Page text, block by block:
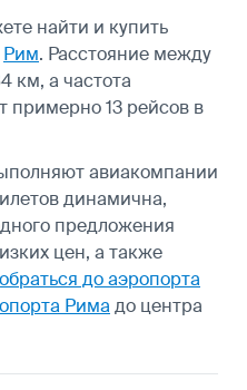
найти и купить
Рим. Расстояние между
км, а частота
примерно 13 рейсов в
авиакомпании
динамична,
предложения
цен, а также
до аэропорта
Рима до центра